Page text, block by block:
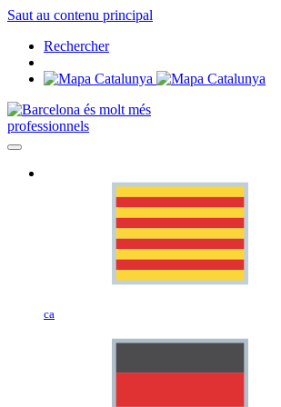
Saut au contenu principal
Rechercher
professionnels
ca